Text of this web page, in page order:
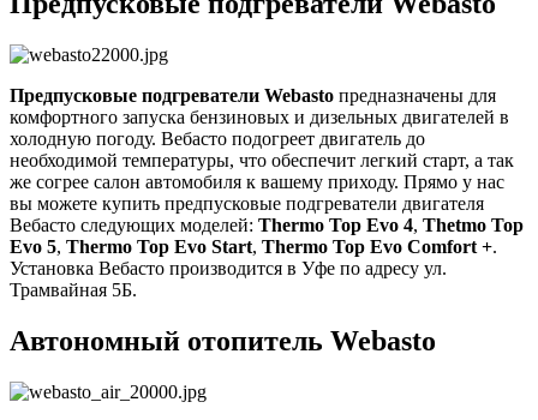
Предпусковые подгреватели Webasto предназначены для
комфортного запуска бензиновых и дизельных двигателей в
холодную погоду. Вебасто подогреет двигатель до
необходимой температуры, что обеспечит легкий старт, а так
же согрее салон автомобиля к вашему приходу. Прямо у нас
вы можете купить предпусковые подгреватели двигателя
Вебасто следующих моделей: Thermo Top Evo 4, Thetmo Top
Evo 5, Thermo Top Evo Start, Thermo Top Evo Comfort +.
Установка Вебасто производится в Уфе по адресу ул.
Трамвайная 5Б.
Автономный отопитель Webasto